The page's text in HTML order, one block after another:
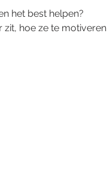
het best helpen?
zit, hoe ze te motiveren